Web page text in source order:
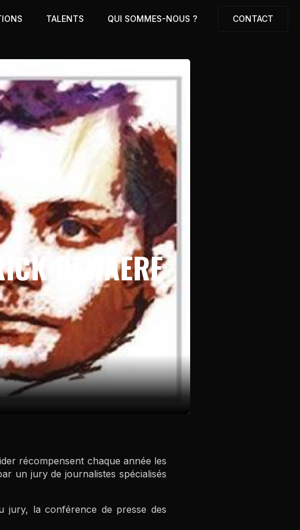
TALENTS QUI SOMMES-NOUS ? CONTACT
DEWAERE
récompensent chaque année les
un jury de journalistes spécialisés
jury, la conférence de presse des